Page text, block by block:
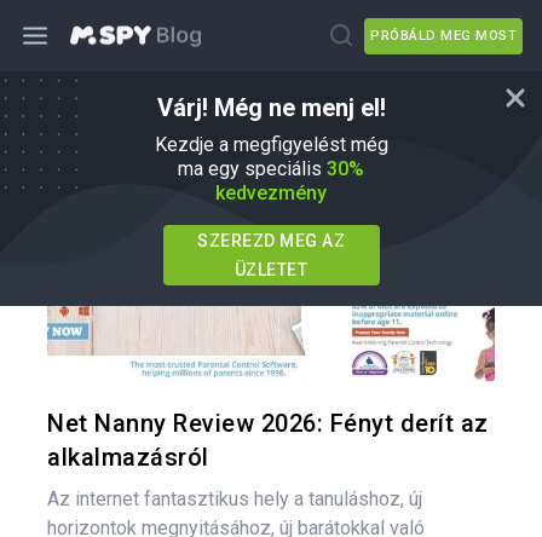
PRÓBÁLD MEG MOST
Várj! Még ne menj el!
Kezdje a megfigyelést még
ma egy speciális 30%
kedvezmény
SZEREZD MEG AZ
ÜZLETET
mSpy Alternatívák
Net Nanny Review 2026: Fényt derít az
alkalmazásról
Az internet fantasztikus hely a tanuláshoz, új
horizontok megnyitásához, új barátokkal való